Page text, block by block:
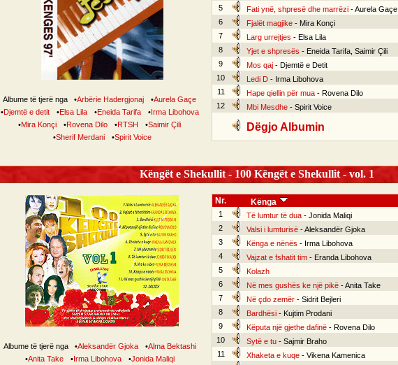
Albume të tjerë nga •Arbërie Hadergjonaj •Aurela Gaçe
•Djemtë e detit •Elsa Lila •Eneida Tarifa •Irma Libohova
•Mira Konçi •Rovena Dilo •RTSH •Saimir Çili
•Sherif Merdani •Spirit Voice
5
Fati ynë, shpresë dhe marrëzi- Aurela Gaçe
6
Fjalët magjike- Mira Konçi
7
Larg urrejtjes - Elsa Lila
8
Yjet e shpresës - Eneida Tarifa, Saimir Çili
9
Mos qaj- Djemtë e Detit
10
Ledi D- Irma Libohova
11
Hape qiellin për mua- Rovena Dilo
12
Mbi Mesdhe- Spirit Voice
Dëgjo Albumin
Këngët e Shekullit - 100 Këngët e Shekullit - vol. 1
Albume të tjerë nga •Aleksandër Gjoka •Alma Bektashi
•Anita Take •Irma Libohova •Jonida Maliqi
Nr. Kënga
1 Të lumtur të dua- Jonida Maliqi
2
Valsi i lumturisë- Aleksandër Gjoka
3
Kënga e nënës - Irma Libohova
4
Vajzat e fshatit tim- Eranda Libohova
5
Kolazh
6
Në mes gushës ke një pikë- Anita Take
7
Në çdo zemër- Sidrit Bejleri
8
Bardhësi- Kujtim Prodani
9
Këputa një gjethe dafinë- Rovena Dilo
10
Sytë e tu- Sajmir Braho
11
Xhaketa e kuqe- Vikena Kamenica